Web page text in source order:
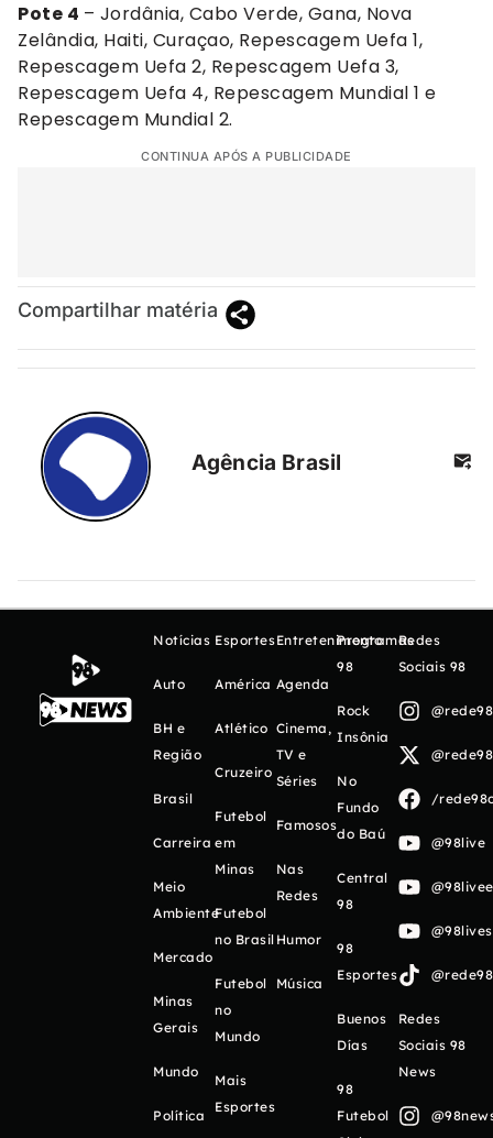
Pote 4 – Jordânia, Cabo Verde, Gana, Nova
Zelândia, Haiti, Curaçao, Repescagem Uefa 1,
Repescagem Uefa 2, Repescagem Uefa 3,
Repescagem Uefa 4, Repescagem Mundial 1 e
Repescagem Mundial 2.
CONTINUA APÓS A PUBLICIDADE
Compartilhar matéria
Agência Brasil
Notícias
Auto
BH e
Região
Brasil
Carreira
Meio
Ambiente
Mercado
Minas
Gerais
Mundo
Política
Esportes
América
Atlético
Cruzeiro
Futebol
em
Minas
Futebol
no Brasil
Futebol
no
Mundo
Mais
Esportes
Entretenimento
Agenda
Cinema,
TV e
Séries
Famosos
Nas
Redes
Humor
Música
Programas
98
Rock
Insônia
No
Fundo
do Baú
Central
98
98
Esportes
Buenos
Días
98
Futebol
Redes
Sociais 98
/
@98live
Redes
Sociais 98
News